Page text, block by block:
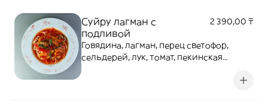
Суйру лагман с
подливой
2 390,00 ₸
Говядина, лагман, перец светофор,
сельдерей, лук, томат, пекинская